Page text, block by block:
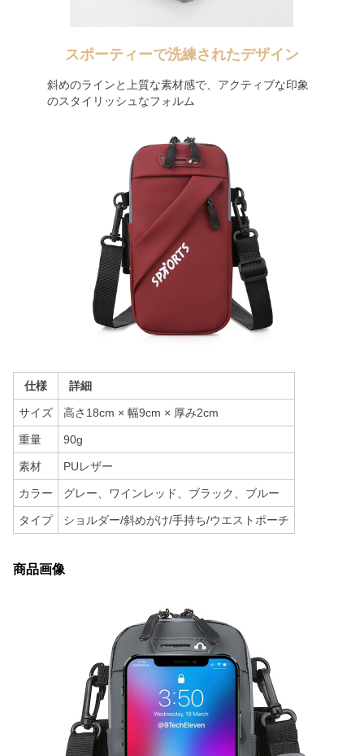
スポーティーで洗練されたデザイン
斜めのラインと上質な素材感で、アクティブな印象
のスタイリッシュなフォルム
仕様 詳細
サイズ 高さ18cm × 幅9cm × 厚み2cm
重量 90g
素材 PUレザー
カラー グレー、ワインレッド、ブラック、ブルー
タイプ ショルダー/斜めがけ/手持ち/ウエストポーチ
商品画像